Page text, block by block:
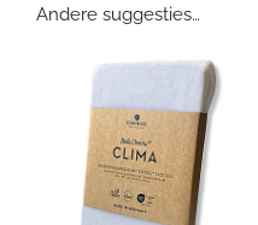
Andere suggesties…